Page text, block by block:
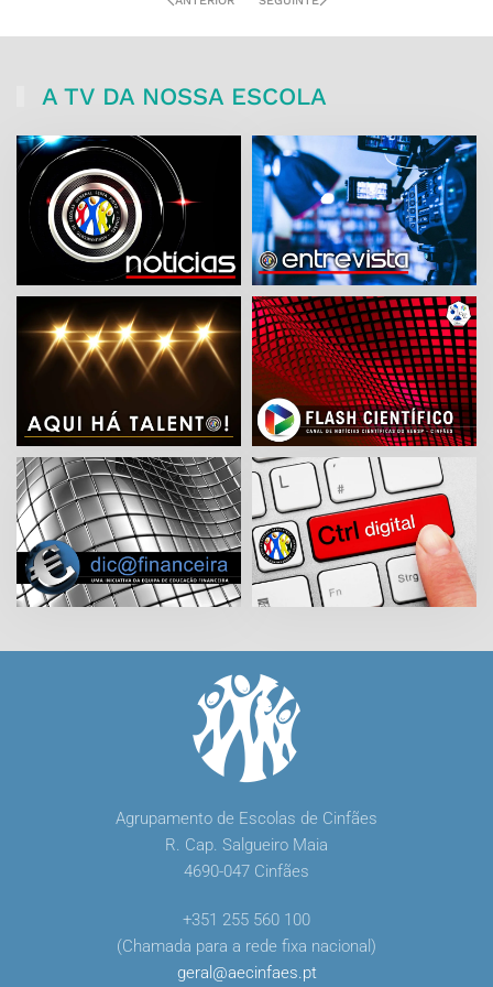
A TV DA NOSSA ESCOLA
Agrupamento de Escolas de Cinfães
R. Cap. Salgueiro Maia
4690-047 Cinfães
+351 255 560 100
(Chamada para a rede fixa nacional)
geral @aecinfaes.pt